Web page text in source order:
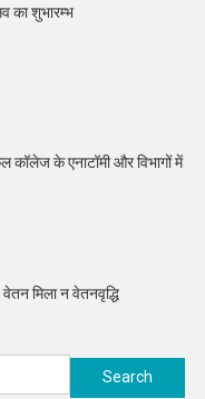
का शुभारम्भ
कॉलेज के एनाटॉमी और विभागों में
मिला न वेतनवृद्धि
Search